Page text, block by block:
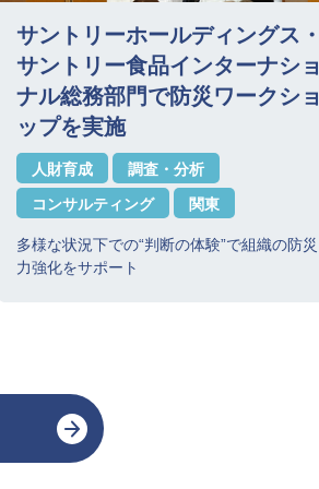
サントリーホールディングス・
サントリー食品インターナショ
ナル総務部門で防災ワークショ
ップを実施
人財育成
調査・分析
コンサルティング
関東
多様な状況下での“判断の体験”で組織の防災
力強化をサポート